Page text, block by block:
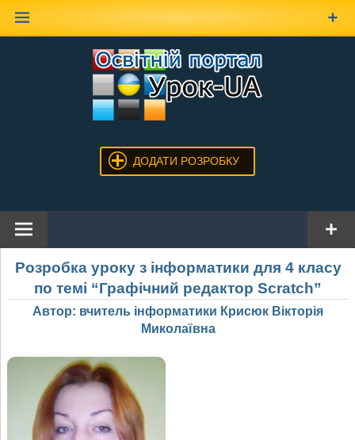
ДОДАТИ РОЗРОБКУ
Розробка уроку з інформатики для 4 класу
по темі “Графічний редактор Scratch”
Автор: вчитель інформатики Крисюк Вікторія
Миколаївна